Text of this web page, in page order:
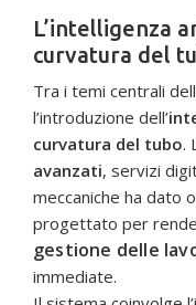
L’intelligenza
curvatura del
Tra i temi centrali
l’introduzione dell’
curvatura del tubo.
avanzati, servizi
meccaniche ha dato
progettato per
gestione delle
immediate.